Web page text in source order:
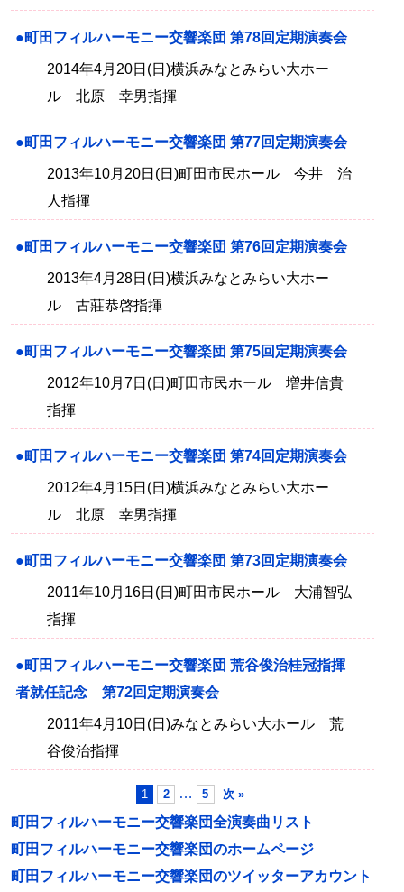
●町田フィルハーモニー交響楽団 第78回定期演奏会
2014年4月20日(日)横浜みなとみらい大ホー
ル 北原 幸男指揮
●町田フィルハーモニー交響楽団 第77回定期演奏会
2013年10月20日(日)町田市民ホール 今井 治
人指揮
●町田フィルハーモニー交響楽団 第76回定期演奏会
2013年4月28日(日)横浜みなとみらい大ホー
ル 古莊恭啓指揮
●町田フィルハーモニー交響楽団 第75回定期演奏会
2012年10月7日(日)町田市民ホール 増井信貴
指揮
●町田フィルハーモニー交響楽団 第74回定期演奏会
2012年4月15日(日)横浜みなとみらい大ホー
ル 北原 幸男指揮
●町田フィルハーモニー交響楽団 第73回定期演奏会
2011年10月16日(日)町田市民ホール 大浦智弘
指揮
●町田フィルハーモニー交響楽団 荒谷俊治桂冠指揮
者就任記念 第72回定期演奏会
2011年4月10日(日)みなとみらい大ホール 荒
谷俊治指揮
1 2 … 5 次 »
町田フィルハーモニー交響楽団全演奏曲リスト
町田フィルハーモニー交響楽団のホームページ
町田フィルハーモニー交響楽団のツイッターアカウント